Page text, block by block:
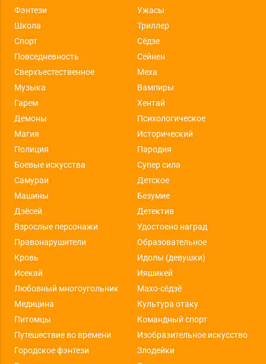
Фэнтези
Ужасы
Школа
Триллер
Спорт
Сёдзе
Повседневность
Сейнен
Сверхъестественное
Меха
Музыка
Вампиры
Гарем
Хентай
Демоны
Психологическое
Магия
Исторический
Полиция
Пародия
Боевые искусства
Супер сила
Самураи
Детское
Машины
Безумие
Дзёсей
Детектив
Взрослые персонажи
Удостоено наград
Правонарушители
Образовательное
Кровь
Идолы (девушки)
Исекай
Ияшикей
Любовный многоугольник
Махо-сёдзё
Медицина
Культура отаку
Питомцы
Командный спорт
Путешествие во времени
Изобразительное искусство
Городское фэнтези
Злодейки